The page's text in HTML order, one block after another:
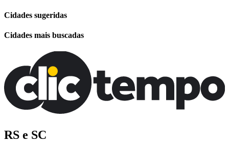
Cidades sugeridas
Cidades mais buscadas
RS e SC